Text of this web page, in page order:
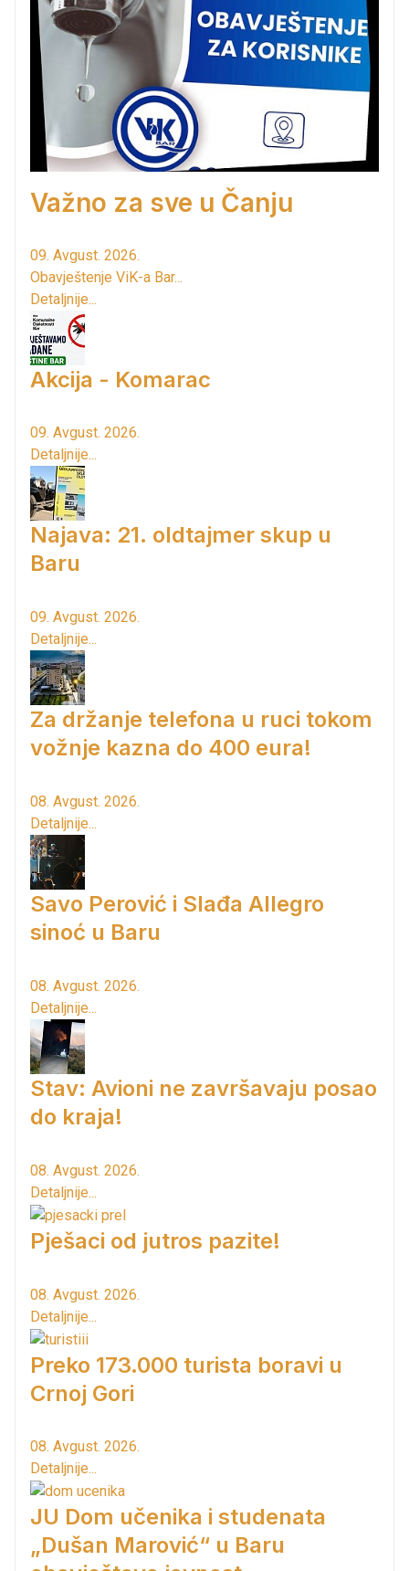
Važno za sve u Čanju
09. Avgust. 2026.
Obavještenje ViK-a Bar...
Detaljnije...
Akcija - Komarac
09. Avgust. 2026.
Detaljnije...
Najava: 21. oldtajmer skup u
Baru
09. Avgust. 2026.
Detaljnije...
Za držanje telefona u ruci tokom
vožnje kazna do 400 eura!
08. Avgust. 2026.
Detaljnije...
Savo Perović i Slađa Allegro
sinoć u Baru
08. Avgust. 2026.
Detaljnije...
Stav: Avioni ne završavaju posao
do kraja!
08. Avgust. 2026.
Detaljnije...
Pješaci od jutros pazite!
08. Avgust. 2026.
Detaljnije...
Preko 173.000 turista boravi u
Crnoj Gori
08. Avgust. 2026.
Detaljnije...
JU Dom učenika i studenata
„Dušan Marović“ u Baru